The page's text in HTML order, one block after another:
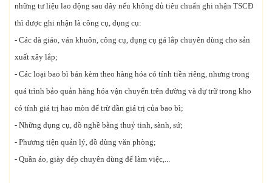
những tư liệu lao động sau đây nếu không đủ tiêu chuẩn ghi nhận TSCĐ
thì được ghi nhận là công cụ, dụng cụ:
- Các đà giáo, ván khuôn, công cụ, dụng cụ gá lắp chuyên dùng cho sản
xuất xây lắp;
- Các loại bao bì bán kèm theo hàng hóa có tính tiền riêng, nhưng trong
quá trình bảo quản hàng hóa vận chuyển trên đường và dự trữ trong kho
có tính giá trị hao mòn để trừ dần giá trị của bao bì;
- Những dụng cụ, đồ nghề bằng thuỷ tinh, sành, sứ;
- Phương tiện quản lý, đồ dùng văn phòng;
- Quần áo, giày dép chuyên dùng để làm việc,...